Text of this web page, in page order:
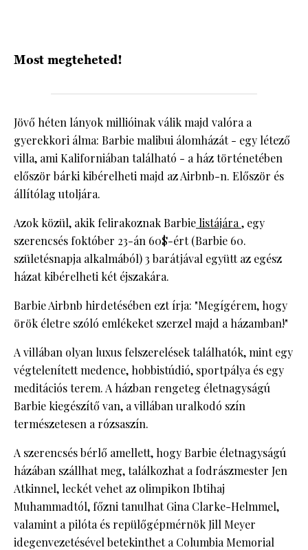
Most megteheted!
Jövő héten lányok millióinak válik majd valóra a
gyerekkori álma: Barbie malibui álomházát - egy létező
villa, ami Kaliforniában található - a ház történetében
először bárki kibérelheti majd az Airbnb-n. Először és
állítólag utoljára.
Azok közül, akik felirakoznak Barbie listájára , egy
szerencsés foktóber 23-án 60$-ért (Barbie 60.
születésnapja alkalmából) 3 barátjával együtt az egész
házat kibérelheti két éjszakára.
Barbie Airbnb hirdetésében ezt írja: "Megígérem, hogy
örök életre szóló emlékeket szerzel majd a házamban!"
A villában olyan luxus felszerelések találhatók, mint egy
végtelenített medence, hobbistúdió, sportpálya és egy
meditációs terem. A házban rengeteg életnagyságú
Barbie kiegészítő van, a villában uralkodó szín
természetesen a rózsaszín.
A szerencsés bérlő amellett, hogy Barbie életnagyságú
házában szállhat meg, találkozhat a fodrászmester Jen
Atkinnel, leckét vehet az olimpikon Ibtihaj
Muhammadtól, főzni tanulhat Gina Clarke-Helmmel,
valamint a pilóta és repülőgépmérnök Jill Meyer
idegenvezetésével betekinthet a Columbia Memorial